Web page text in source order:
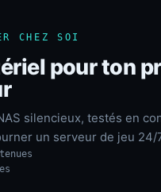
CHEZ SOI
pour ton
silencieux, testés en
un serveur de jeu 24/